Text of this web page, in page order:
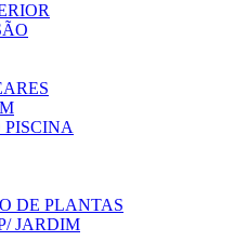
DE PLANTAS
JARDIM